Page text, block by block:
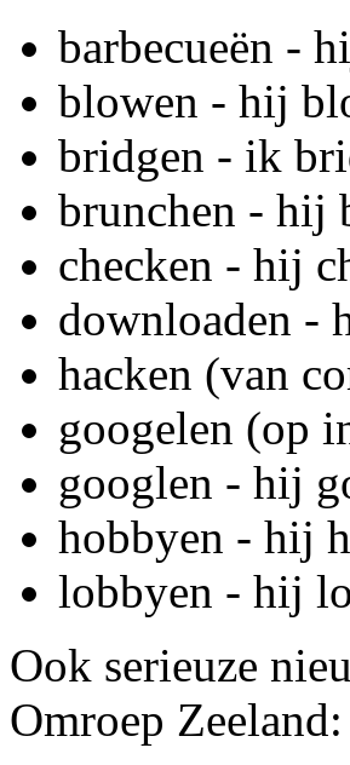
barbecueën -
blowen - hij
bridgen - ik
brunchen - hij
checken - hij
downloaden -
hacken (van
googelen (op
googlen - hij
hobbyen - hij
lobbyen - hij
Ook serieuze
Omroep Zeeland: